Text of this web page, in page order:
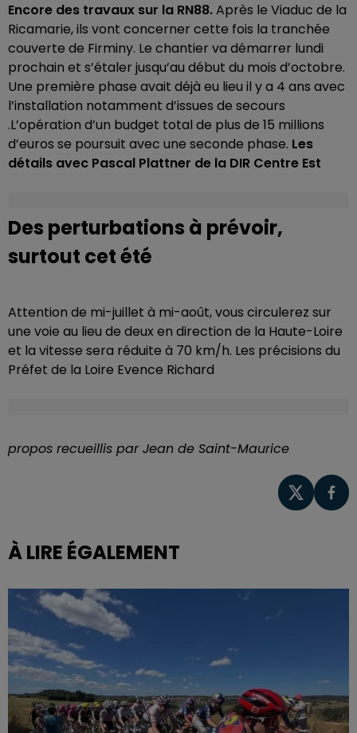
Encore des travaux sur la RN88.Après le Viaduc de la
Ricamarie, ils vont concerner cette fois la tranchée
couverte de Firminy. Le chantier va démarrer lundi
prochain et s’étaler jusqu’au début du mois d’octobre.
Une première phase avait déjà eu lieu il y a 4 ans avec
l’installation notamment d’issues de secours
.L’opération d’un budget total de plus de 15 millions
d’euros se poursuit avec une seconde phase. Les
détails avec Pascal Plattner de la DIR Centre Est
Des perturbations à prévoir,
surtout cet été
Attention de mi-juillet à mi-août, vous circulerez sur
une voie au lieu de deux en direction de la Haute-Loire
et la vitesse sera réduite à 70 km/h. Les précisions du
Préfet de la Loire Evence Richard
propos recueillis par Jean de Saint-Maurice
À LIRE ÉGALEMENT